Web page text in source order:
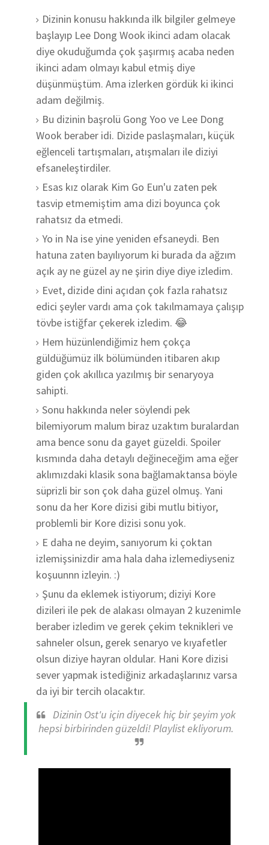
Dizinin konusu hakkında ilk bilgiler gelmeye
başlayıp Lee Dong Wook ikinci adam olacak
diye okuduğumda çok şaşırmış acaba neden
ikinci adam olmayı kabul etmiş diye
düşünmüştüm. Ama izlerken gördük ki ikinci
adam değilmiş.
Bu dizinin başrolü Gong Yoo ve Lee Dong
Wook beraber idi. Dizide paslaşmaları, küçük
eğlenceli tartışmaları, atışmaları ile diziyi
efsaneleştirdiler.
Esas kız olarak Kim Go Eun'u zaten pek
tasvip etmemiştim ama dizi boyunca çok
rahatsız da etmedi.
Yo in Na ise yine yeniden efsaneydi. Ben
hatuna zaten bayılıyorum ki burada da ağzım
açık ay ne güzel ay ne şirin diye diye izledim.
Evet, dizide dini açıdan çok fazla rahatsız
edici şeyler vardı ama çok takılmamaya çalışıp
tövbe istiğfar çekerek izledim. 😂
Hem hüzünlendiğimiz hem çokça
güldüğümüz ilk bölümünden itibaren akıp
giden çok akıllıca yazılmış bir senaryoya
sahipti.
Sonu hakkında neler söylendi pek
bilemiyorum malum biraz uzaktım buralardan
ama bence sonu da gayet güzeldi. Spoiler
kısmında daha detaylı değineceğim ama eğer
aklımızdaki klasik sona bağlamaktansa böyle
süprizli bir son çok daha güzel olmuş. Yani
sonu da her Kore dizisi gibi mutlu bitiyor,
problemli bir Kore dizisi sonu yok.
E daha ne deyim, sanıyorum ki çoktan
izlemişsinizdir ama hala daha izlemediyseniz
koşuunnn izleyin. :)
Şunu da eklemek istiyorum; diziyi Kore
dizileri ile pek de alakası olmayan 2 kuzenimle
beraber izledim ve gerek çekim teknikleri ve
sahneler olsun, gerek senaryo ve kıyafetler
olsun diziye hayran oldular. Hani Kore dizisi
sever yapmak istediğiniz arkadaşlarınız varsa
da iyi bir tercih olacaktır.
Dizinin Ost'u için diyecek hiç bir şeyim yok
hepsi birbirinden güzeldi!Playlist ekliyorum.